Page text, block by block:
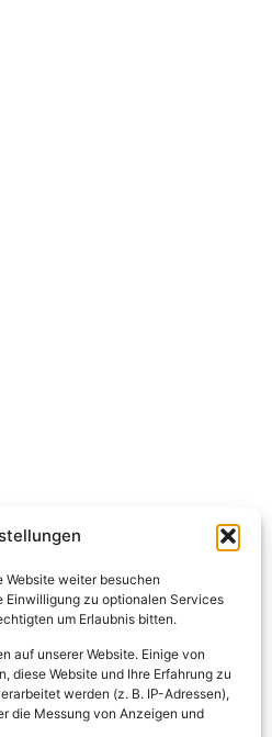
Website weiter besuchen
Einwilligung zu optionalen Services
um Erlaubnis bitten.
auf unserer Website. Einige von
diese Website und Ihre Erfahrung zu
werden (z. B. IP-Adressen),
die Messung von Anzeigen und